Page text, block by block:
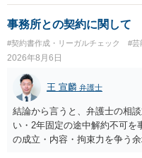
事務所との契約に関して
#契約書作成・リーガルチェック #芸
2026年8月6日
王 宣麟 弁護士
結論から言うと、弁護士の相
い・2年固定の途中解約不可を
の成立・内容・拘束力を争う